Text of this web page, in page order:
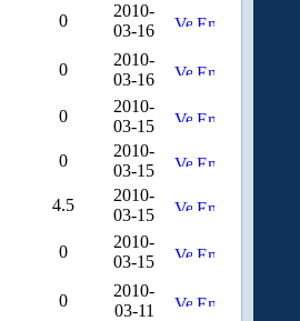
0
2010-
03-16
0
2010-
03-16
0
2010-
03-15
0
2010-
03-15
4.5
2010-
03-15
0
2010-
03-15
0
2010-
03-11